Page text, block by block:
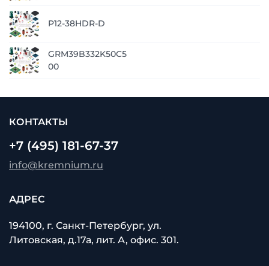
P12-38HDR-D
GRM39B332K50C5
00
КОНТАКТЫ
+7 (495) 181-67-37
info@kremnium.ru
АДРЕС
194100, г. Санкт-Петербург, ул.
Литовская, д.17а, лит. А, офис. 301.